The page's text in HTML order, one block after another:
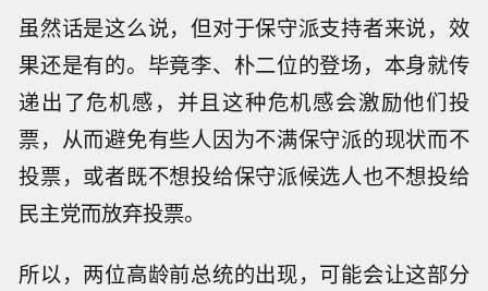
虽然话是这么说，但对于保守派支持者来说，效
果还是有的。毕竟李、朴二位的登场，本身就传
递出了危机感，并且这种危机感会激励他们投
票，从而避免有些人因为不满保守派的现状而不
投票，或者既不想投给保守派候选人也不想投给
民主党而放弃投票。
所以，两位高龄前总统的出现，可能会让这部分